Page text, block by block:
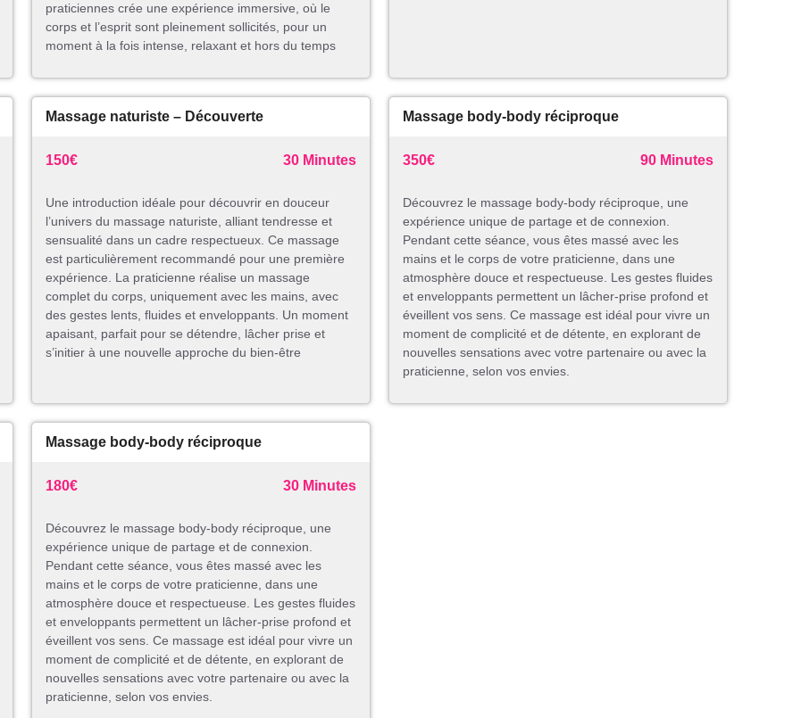
praticiennes crée une expérience immersive, où le
corps et l’esprit sont pleinement sollicités, pour un
moment à la fois intense, relaxant et hors du temps
Massage naturiste – Découverte
150€ 30 Minutes
Une introduction idéale pour découvrir en douceur
l’univers du massage naturiste, alliant tendresse et
sensualité dans un cadre respectueux. Ce massage
est particulièrement recommandé pour une première
expérience. La praticienne réalise un massage
complet du corps, uniquement avec les mains, avec
des gestes lents, fluides et enveloppants. Un moment
apaisant, parfait pour se détendre, lâcher prise et
s’initier à une nouvelle approche du bien-être
Massage body-body réciproque
350€ 90 Minutes
Découvrez le massage body-body réciproque, une
expérience unique de partage et de connexion.
Pendant cette séance, vous êtes massé avec les
mains et le corps de votre praticienne, dans une
atmosphère douce et respectueuse. Les gestes fluides
et enveloppants permettent un lâcher-prise profond et
éveillent vos sens. Ce massage est idéal pour vivre un
moment de complicité et de détente, en explorant de
nouvelles sensations avec votre partenaire ou avec la
praticienne, selon vos envies.
Massage body-body réciproque
180€ 30 Minutes
Découvrez le massage body-body réciproque, une
expérience unique de partage et de connexion.
Pendant cette séance, vous êtes massé avec les
mains et le corps de votre praticienne, dans une
atmosphère douce et respectueuse. Les gestes fluides
et enveloppants permettent un lâcher-prise profond et
éveillent vos sens. Ce massage est idéal pour vivre un
moment de complicité et de détente, en explorant de
nouvelles sensations avec votre partenaire ou avec la
praticienne, selon vos envies.